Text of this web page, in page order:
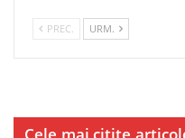
PREC. URM.
Cele mai citite